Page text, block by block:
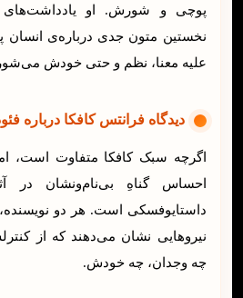
پوچی و شورش. او یادداشت‌های
نخستین متون جدی درباره‌ی انسان
علیه معنا، نظم و حتی خودش
دیدگاهفرانتس کافکا درباره
اگرچه سبک کافکا متفاوت است،
احساس گناهِ بی‌نام‌ونشان در
داستایوفسکی است. هر دو نویسنده،
نیروهایی نشان می‌دهند که از
چه وجدان، چه خودش.